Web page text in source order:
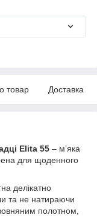
товар Доставка
Elita 55 – м’яка
для щоденного
делікатно
та не натираючи
полотном,